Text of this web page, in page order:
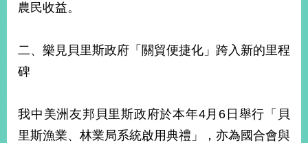
農民收益。
二、樂見貝里斯政府「關貿便捷化」跨入新的里程
碑
我中美洲友邦貝里斯政府於本年4月6日舉行「貝
里斯漁業、林業局系統啟用典禮」，亦為國合會與